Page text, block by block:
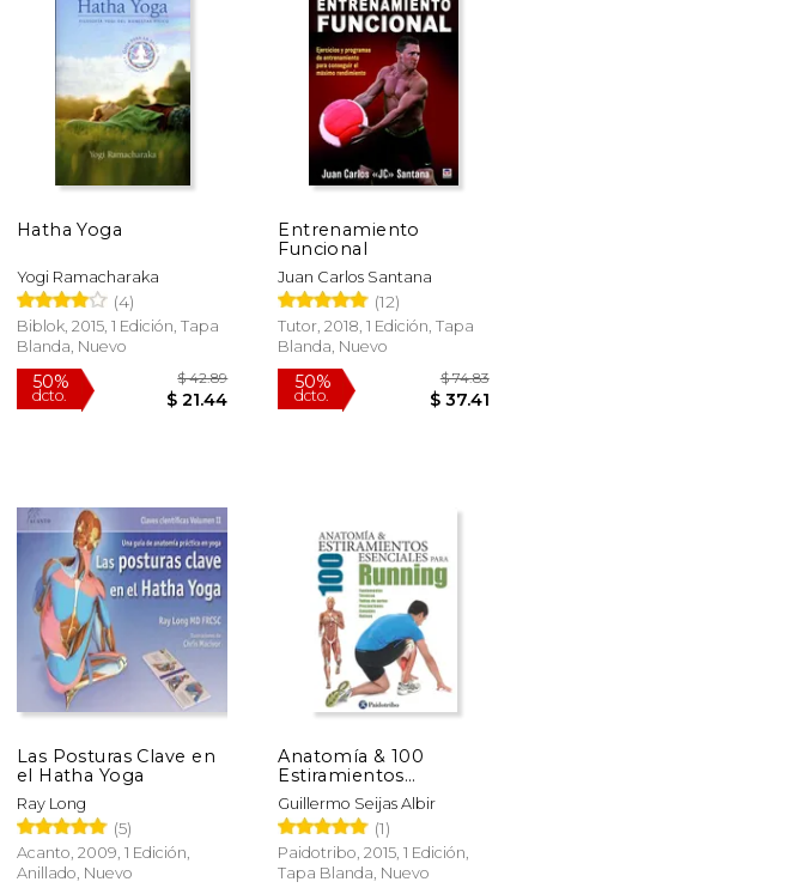
40%
dcto.
$ 29.87
$ 17.92
50%
dcto.
$ 12.99
$ 11.46
Hatha Yoga
Yogi Ramacharaka
(4)
Biblok, 2015, 1 Edición, Tapa
Blanda, Nuevo
50%
dcto.
$ 42.89
$ 21.44
Entrenamiento
Funcional
Juan Carlos Santana
(12)
Tutor, 2018, 1 Edición, Tapa
Blanda, Nuevo
50%
dcto.
Las Posturas Clave en
el Hatha Yoga
Ray Long
(5)
Acanto, 2009, 1 Edición,
Anillado, Nuevo
Anatomía & 100
Estiramientos
Esenciales Para
Running
Guillermo Seijas Albir
(1)
Paidotribo, 2015, 1 Edición,
Tapa Blanda, Nuevo